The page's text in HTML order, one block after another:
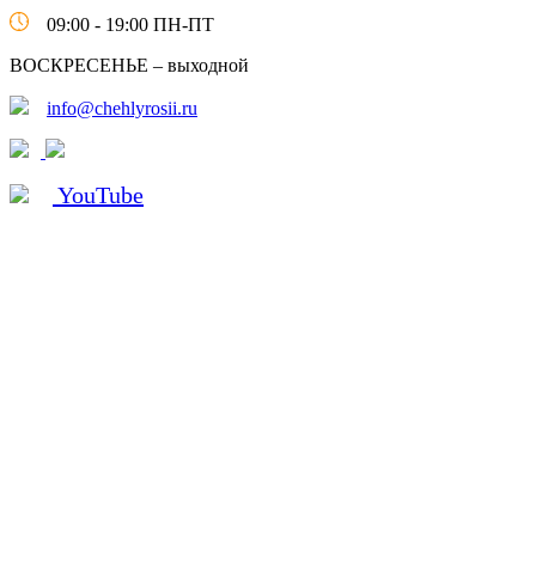
09:00 - 19:00 ПН-ПТ
ВОСКРЕСЕНЬЕ – выходной
info@chehlyrosii.ru
YouTube